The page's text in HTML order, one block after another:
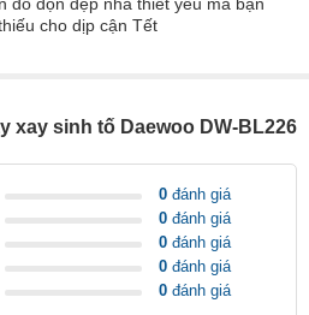
đồ dọn dẹp nhà thiết yếu mà bạn
cho dịp cận Tết
xay sinh tố Daewoo DW-BL226
0 đánh giá
0 đánh giá
0 đánh giá
0 đánh giá
0 đánh giá